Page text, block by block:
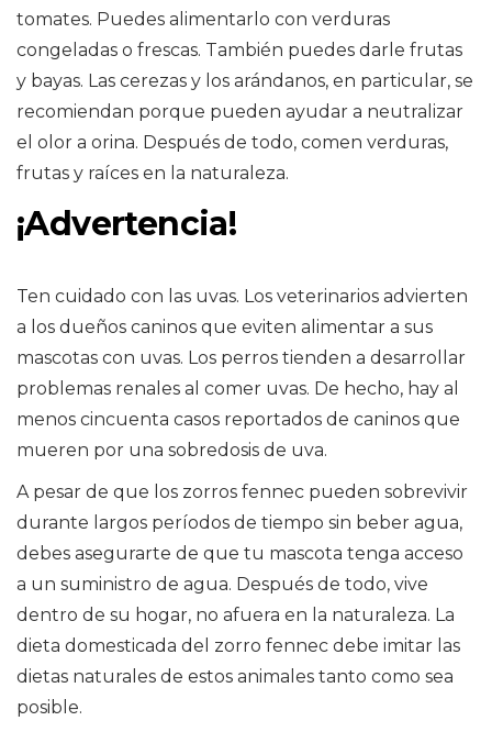
tomates. Puedes alimentarlo con verduras
congeladas o frescas. También puedes darle frutas
y bayas. Las cerezas y los arándanos, en particular, se
recomiendan porque pueden ayudar a neutralizar
el olor a orina. Después de todo, comen verduras,
frutas y raíces en la naturaleza.
¡Advertencia!
Ten cuidado con las uvas. Los veterinarios advierten
a los dueños caninos que eviten alimentar a sus
mascotas con uvas. Los perros tienden a desarrollar
problemas renales al comer uvas. De hecho, hay al
menos cincuenta casos reportados de caninos que
mueren por una sobredosis de uva.
A pesar de que los zorros fennec pueden sobrevivir
durante largos períodos de tiempo sin beber agua,
debes asegurarte de que tu mascota tenga acceso
a un suministro de agua. Después de todo, vive
dentro de su hogar, no afuera en la naturaleza. La
dieta domesticada del zorro fennec debe imitar las
dietas naturales de estos animales tanto como sea
posible.